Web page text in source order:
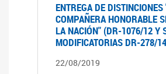
ENTREGA DE DISTINCIONES
COMPAÑERA HONORABLE
LA NACIÓN" (DR-1076/12 Y
MODIFICATORIAS DR-278/
22/08/2019